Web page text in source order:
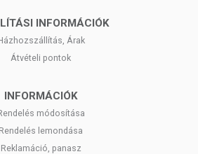
INFORMÁCIÓK
Árak
Átvételi pontok
INFORMÁCIÓK
módosítása
Rendelés lemondása
Reklamáció, panasz